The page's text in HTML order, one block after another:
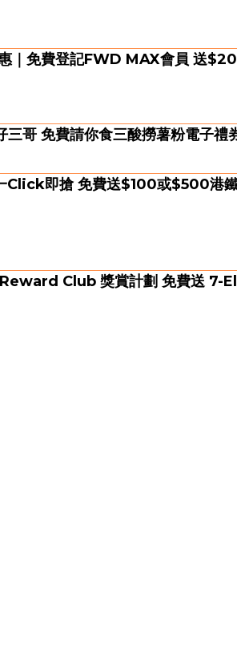
｜免費登記FWD MAX會員 送
哥 免費請你食三酸撈薯粉電子禮
Click即搶 免費送$100或$500港
Club 獎賞計劃 免費送 7-